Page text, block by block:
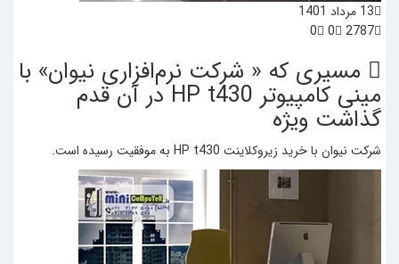
13 مرداد 1401
2787
0
0
مسیری که « شرکت نرم‌افزاری نیوان» با
مینی کامپیوتر HP t430 در آن قدم
گذاشت ویژه
شرکت نیوان با خرید زیروکلاینت HP t430 به موفقیت رسیده است.